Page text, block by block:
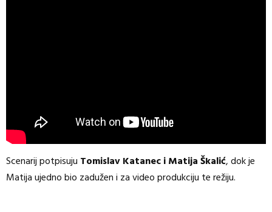
Scenarij potpisuju Tomislav Katanec i Matija Škalić, dok je
Matija ujedno bio zadužen i za video produkciju te režiju.